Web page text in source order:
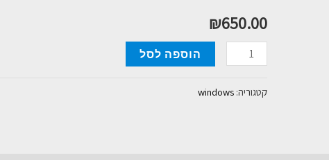
₪650.00
כמות
WINDOWS
הוספה לסל
קטגוריה:windows